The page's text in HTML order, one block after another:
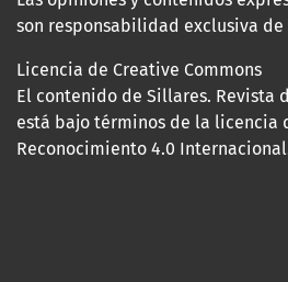
son responsabilidad exclusiva de
Licencia de Creative Commons
El contenido de Sillares. Revista
está bajo términos de la licencia
Reconocimiento 4.0